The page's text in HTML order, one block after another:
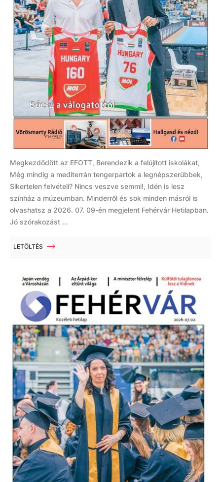
Megkezdődött az EFOTT, Berendezik a felújított iskolákat,
Még mindig a mediterrán tengerpartok a legnépszerűbbek,
Sikertelen felvételi? Nincs veszve semmi!, Idén is lesz
színház a múzeumban. Minderről és sok minden másról is
olvashatsz a 2026. 07. 09-én megjelent Fehérvár Hetilapban.
Jó szórakozást ...
LETÖLTÉS